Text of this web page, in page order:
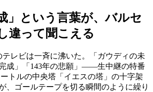
」という言葉が、バルセ
違って聞こえる
テレビは一斉に沸いた。「ガウディの未
成」「143年の悲願」——生中継の特番
トルの中央塔「イエスの塔」の十字架
、ゴールテープを切る瞬間のように繰り